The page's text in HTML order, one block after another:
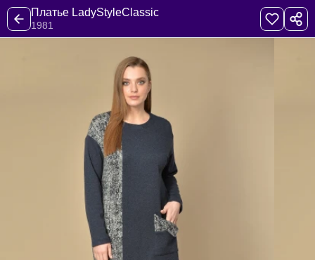
Платье LadyStyleClassic
1981